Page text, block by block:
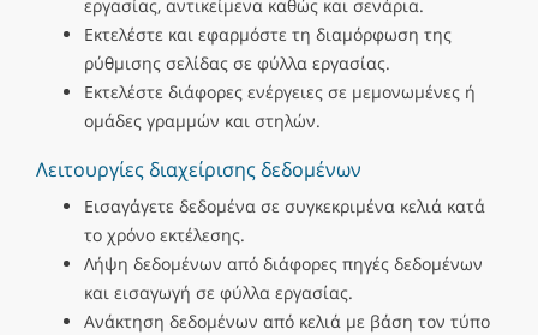
εργασίας, αντικείμενα καθώς και σενάρια.
Εκτελέστε και εφαρμόστε τη διαμόρφωση της
ρύθμισης σελίδας σε φύλλα εργασίας.
Εκτελέστε διάφορες ενέργειες σε μεμονωμένες ή
ομάδες γραμμών και στηλών.
Λειτουργίες διαχείρισης δεδομένων
Εισαγάγετε δεδομένα σε συγκεκριμένα κελιά κατά
το χρόνο εκτέλεσης.
Λήψη δεδομένων από διάφορες πηγές δεδομένων
και εισαγωγή σε φύλλα εργασίας.
Ανάκτηση δεδομένων από κελιά με βάση τον τύπο